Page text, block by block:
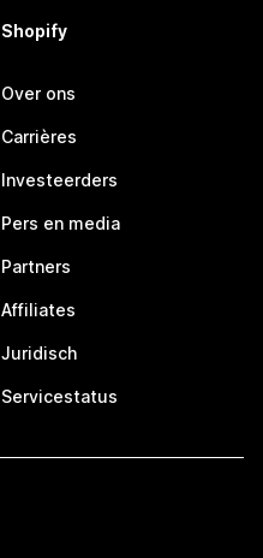
Shopify
Over ons
Carrières
Investeerders
Pers en media
Partners
Affiliates
Juridisch
Servicestatus